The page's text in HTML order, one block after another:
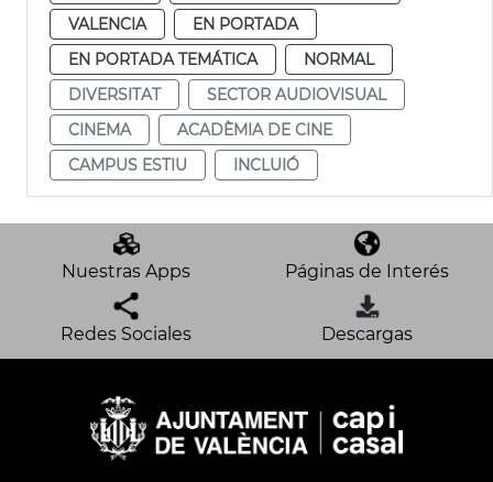
VALENCIA
EN PORTADA
EN PORTADA TEMÁTICA
NORMAL
DIVERSITAT
SECTOR AUDIOVISUAL
CINEMA
ACADÈMIA DE CINE
CAMPUS ESTIU
INCLUIÓ
Nuestras Apps Páginas de Interés
Redes Sociales Descargas